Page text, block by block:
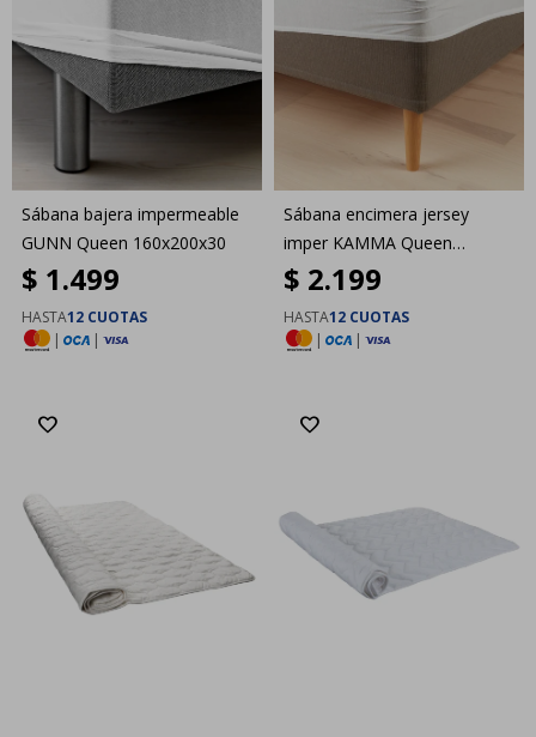
Sábana bajera impermeable
GUNN Queen 160x200x30
$ 1.499
HASTA12 CUOTAS
|
|
Sábana encimera jersey
imper KAMMA Queen
160x200x3
$ 2.199
HASTA12 CUOTAS
|
|